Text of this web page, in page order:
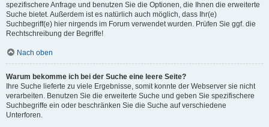
spezifischere Anfrage und benutzen Sie die Optionen, die Ihnen die erweiterte
Suche bietet. Außerdem ist es natürlich auch möglich, dass Ihr(e)
Suchbegriff(e) hier nirgends im Forum verwendet wurden. Prüfen Sie ggf. die
Rechtschreibung der Begriffe!
Nach oben
Warum bekomme ich bei der Suche eine leere Seite?
Ihre Suche lieferte zu viele Ergebnisse, somit konnte der Webserver sie nicht
verarbeiten. Benutzen Sie die erweiterte Suche und geben Sie spezifischere
Suchbegriffe ein oder beschränken Sie die Suche auf verschiedene
Unterforen.